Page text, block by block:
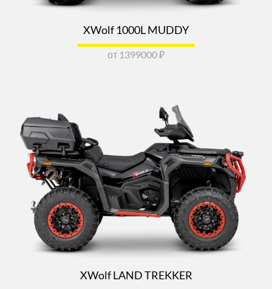
XWolf 1000L MUDDY
от 1399000 ₽
XWolf LAND TREKKER